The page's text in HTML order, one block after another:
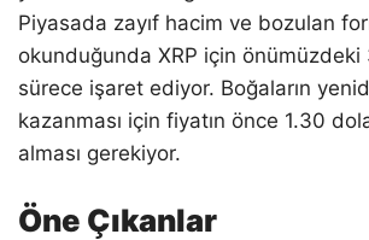
Piyasada zayıf hacim ve bozulan
okunduğunda XRP için
sürece işaret ediyor. Boğaların
kazanması için fiyatın önce 1.30
alması gerekiyor.
Öne Çıkanlar